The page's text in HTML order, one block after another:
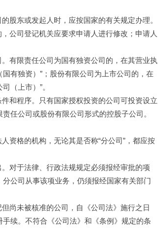
股东或发起人时，应按国家的有关规定办理。
公司登记机关应要求申请人进行修改；申请人
有限责任公司为国有独资公司的，在其营业执
有独资）”；股份有限公司为上市公司的，在
（上市）”。
和程序。只有国家授权投资的公司可投资设立
任公司或股份有限公司形式的控股子公司。
资格的机构，无论其是否称“分公司”，都应按
对于法律、行政法规规定必须报经审批的项
公司从事该项业务，仍须报经国家有关部门
尚未被核准的公司，自《公司法》施行之日
续。不符合《公司法》和《条例》规定的条